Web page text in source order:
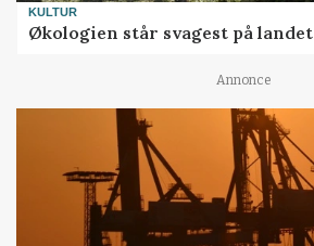
KULTUR
Økologien står svagest på landet
Annonce